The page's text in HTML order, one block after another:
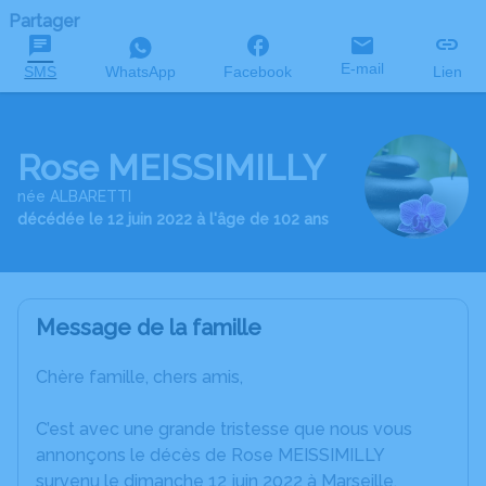
Partager
SMS WhatsApp Facebook E-mail Lien
Rose MEISSIMILLY
née ALBARETTI
décédée le 12 juin 2022 à l'âge de 102 ans
Message de la famille
Chère famille, chers amis,
C’est avec une grande tristesse que nous vous
annonçons le décès de Rose MEISSIMILLY
survenu le dimanche 12 juin 2022 à Marseille.